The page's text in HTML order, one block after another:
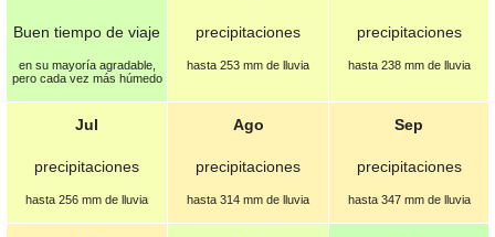
Buen tiempo de viaje
en su mayoría agradable,
pero cada vez más húmedo
precipitaciones
hasta 253 mm de lluvia
precipitaciones
hasta 238 mm de lluvia
Jul
precipitaciones
hasta 256 mm de lluvia
Ago
precipitaciones
hasta 314 mm de lluvia
Sep
precipitaciones
hasta 347 mm de lluvia